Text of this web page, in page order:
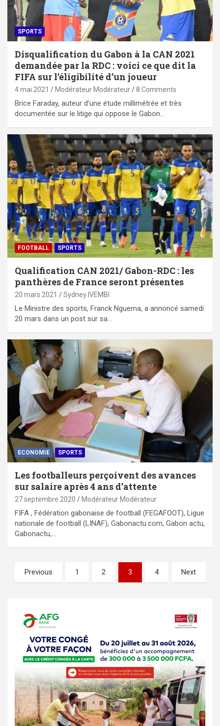
SPORTS
Disqualification du Gabon à la CAN 2021
demandée par la RDC : voici ce que dit la
FIFA sur l’éligibilité d’un joueur
4 mai 2021 Modérateur Modérateur 8 Comments
Brice Faraday, auteur d’une étude millimétrée et très
documentée sur le litige qui oppose le Gabon…
FOOTBALL SPORTS
Qualification CAN 2021/ Gabon-RDC : les
panthères de France seront présentes
20 mars 2021 Sydney IVEMBI
Le Ministre des sports, Franck Nguema, a annoncé samedi
20 mars dans un post sur sa…
ECONOMIE SPORTS
Les footballeurs perçoivent des avances
sur salaire après 4 ans d’attente
27 septembre 2020 Modérateur Modérateur
FIFA , Fédération gabonaise de football (FEGAFOOT), Ligue
nationale de football (LINAF), Gabonactu.com, Gabon actu,
Gabonactu,…
Pagination
des
Previous 1 2 3 4 Next